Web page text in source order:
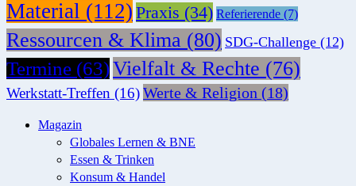
Material (112) Praxis (34) Referierende (7)
Ressourcen & Klima (80) SDG-Challenge (12)
Termine (63)Vielfalt & Rechte (76)
Werkstatt-Treffen (16)Werte & Religion (18)
Magazin
Globales Lernen & BNE
Essen & Trinken
Konsum & Handel